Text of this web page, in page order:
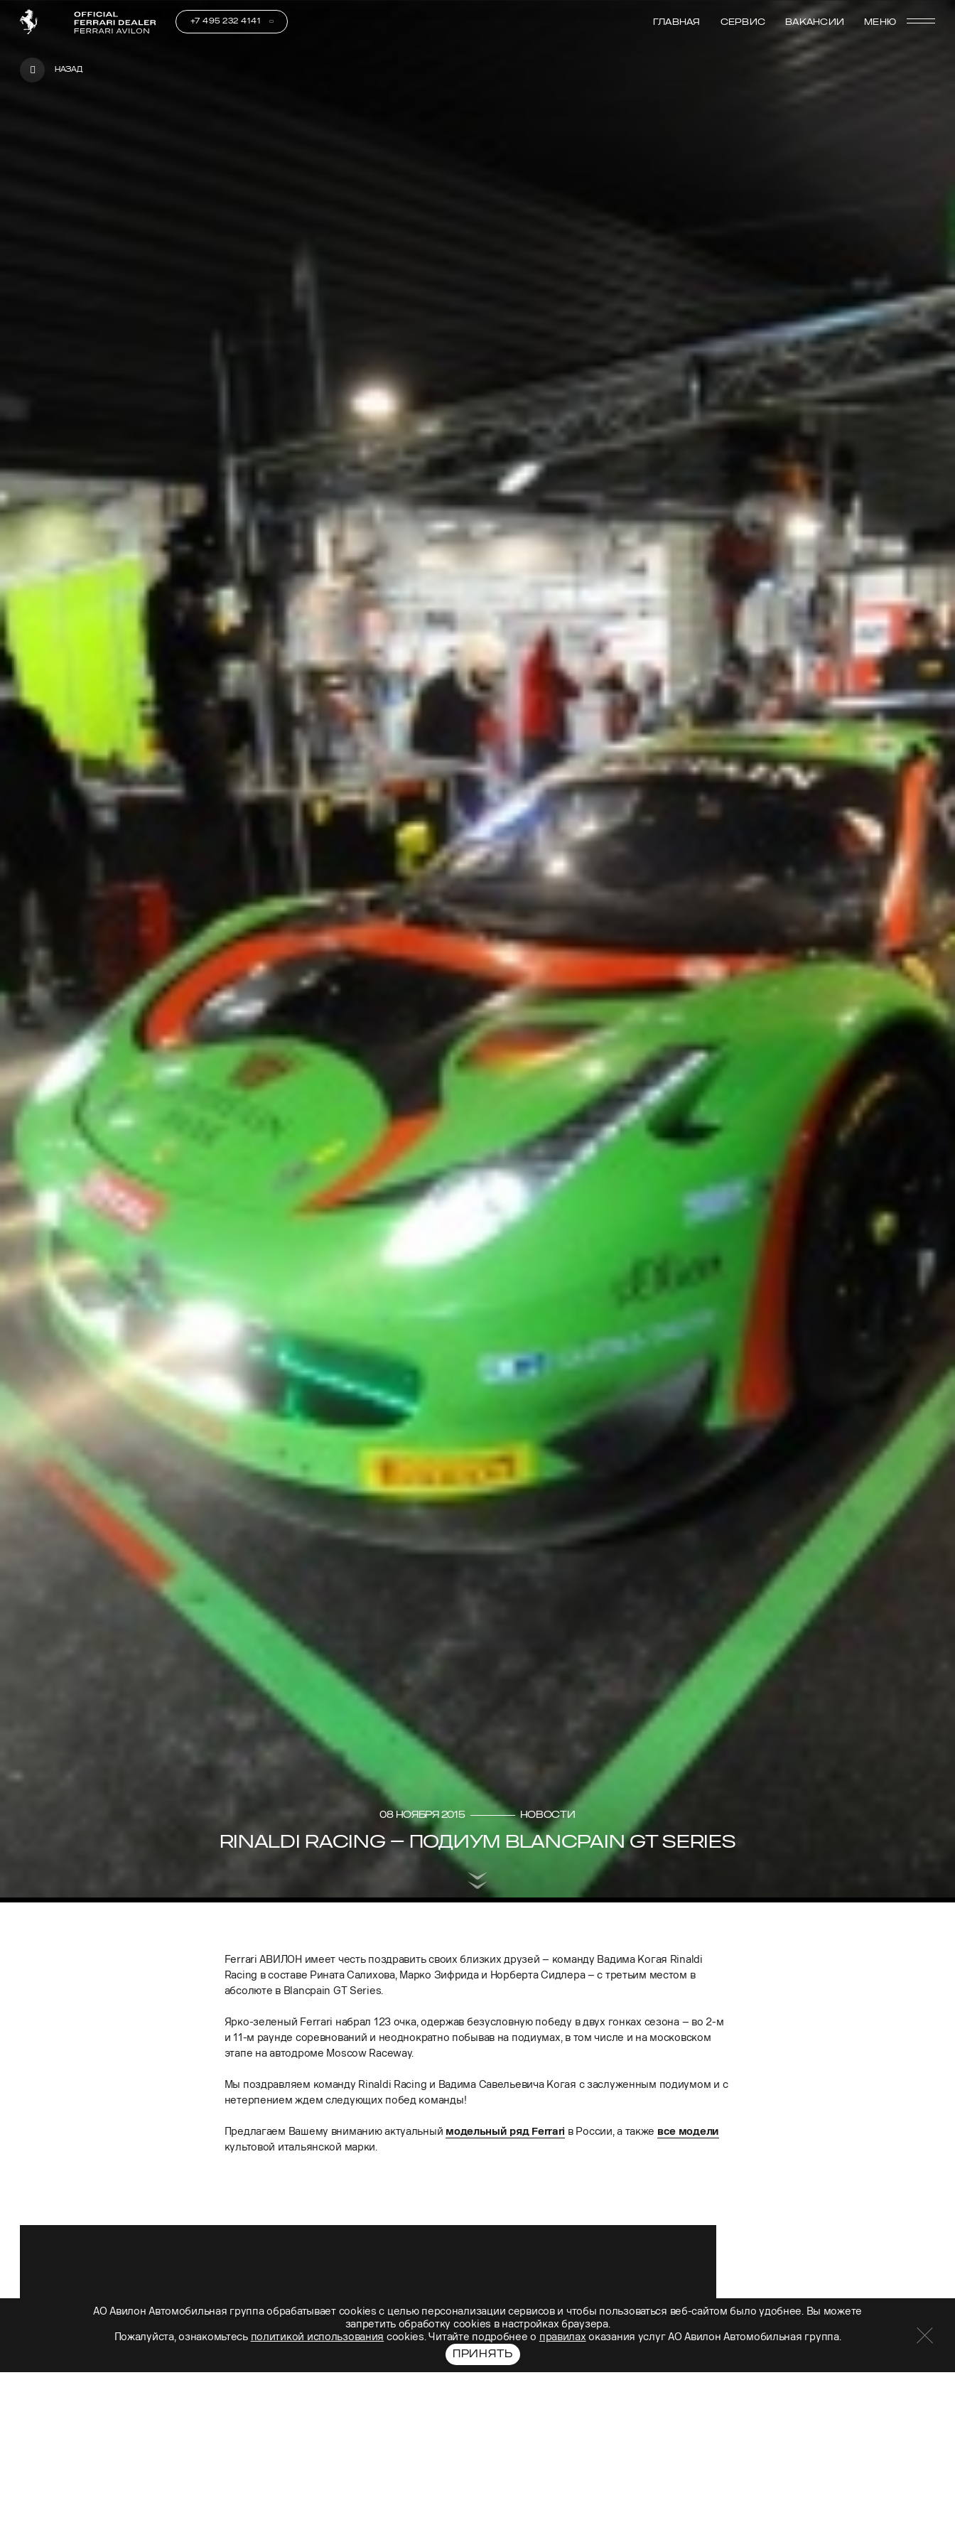
+7 495 232 4141 ГЛАВНАЯ СЕРВИС ВАКАНСИИ МЕНЮ
Назад
08 ноября 2015 Новости
RINALDI RACING – ПОДИУМ BLANCPAIN GT SERIES
Ferrari АВИЛОН имеет честь поздравить своих близких друзей – команду Вадима Когая Rinaldi
Racing в составе Рината Салихова, Марко Зифрида и Норберта Сидлера – с третьим местом в
абсолюте в Blancpain GT Series.
Ярко-зеленый Ferrari набрал 123 очка, одержав безусловную победу в двух гонках сезона – во 2-м
и 11-м раунде соревнований и неоднократно побывав на подиумах, в том числе и на московском
этапе на автодроме Moscow Raceway.
Мы поздравляем команду Rinaldi Racing и Вадима Савельевича Когая с заслуженным подиумом и с
нетерпением ждем следующих побед команды!
Предлагаем Вашему вниманию актуальный модельный ряд Ferrari в России, а также все модели
культовой итальянской марки.
АО Авилон Автомобильная группа обрабатывает cookies с целью персонализации сервисов и чтобы пользоваться веб-сайтом было удобнее. Вы можете
запретить обработку сookies в настройках браузера.
Пожалуйста, ознакомьтесь политикой использования cookies. Читайте подробнее о правилах оказания услуг АО Авилон Автомобильная группа.
ПРИНЯТЬ